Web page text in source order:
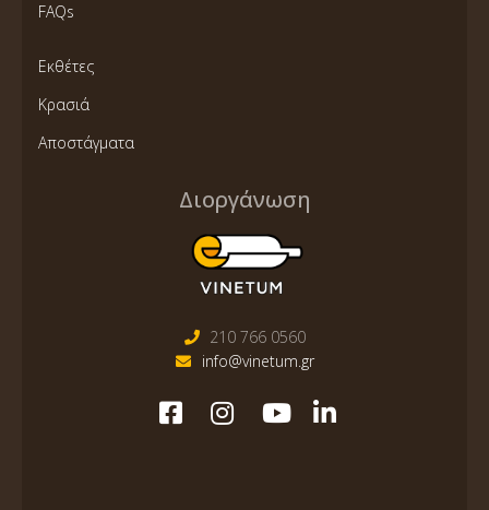
FAQs
Εκθέτες
Κρασιά
Αποστάγματα
Διοργάνωση
210 766 0560
info@vinetum.gr